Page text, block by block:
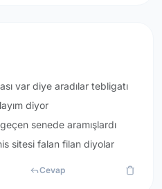
var diye aradılar tebligatı
diyor
senede aramışlardı
sitesi falan filan diyolar
Cevap